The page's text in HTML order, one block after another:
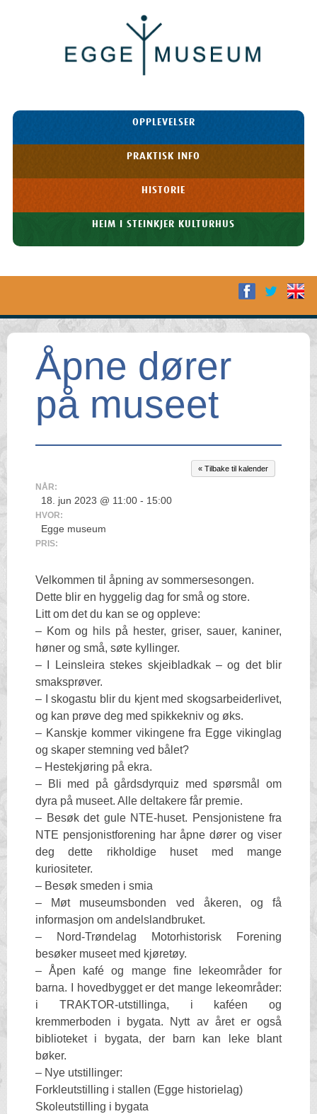
Museum
HOPP TIL
OPPLEVELSER
PRAKTISK INFO
HISTORIE
HEIM I STEINKJER KULTURHUS
Åpne dører
på museet
« Tilbake til kalender
NÅR:
18. jun 2023 @ 11:00 - 15:00
HVOR:
Egge museum
PRIS:
Velkommen til åpning av sommersesongen.
Dette blir en hyggelig dag for små og store.
Litt om det du kan se og oppleve:
– Kom og hils på hester, griser, sauer, kaniner,
høner og små, søte kyllinger.
– I Leinsleira stekes skjeibladkak – og det blir
smaksprøver.
– I skogastu blir du kjent med skogsarbeiderlivet,
og kan prøve deg med spikkekniv og øks.
– Kanskje kommer vikingene fra Egge vikinglag
og skaper stemning ved bålet?
– Hestekjøring på ekra.
– Bli med på gårdsdyrquiz med spørsmål om
dyra på museet. Alle deltakere får premie.
– Besøk det gule NTE-huset. Pensjonistene fra
NTE pensjonistforening har åpne dører og viser
deg dette rikholdige huset med mange
kuriositeter.
– Besøk smeden i smia
– Møt museumsbonden ved åkeren, og få
informasjon om andelslandbruket.
– Nord-Trøndelag Motorhistorisk Forening
besøker museet med kjøretøy.
– Åpen kafé og mange fine lekeområder for
barna. I hovedbygget er det mange lekeområder:
i TRAKTOR-utstillinga, i kaféen og
kremmerboden i bygata. Nytt av året er også
biblioteket i bygata, der barn kan leke blant
bøker.
– Nye utstillinger:
Forkleutstilling i stallen (Egge historielag)
Skoleutstilling i bygata